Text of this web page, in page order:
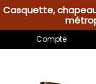
Casquette,
Compte